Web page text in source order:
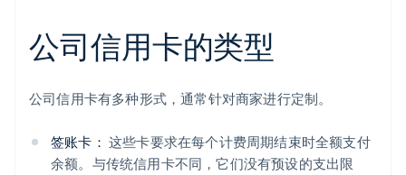
公司信用卡的类型
公司信用卡有多种形式，通常针对商家进行定制。
签账卡： 这些卡要求在每个计费周期结束时全额支付
余额。与传统信用卡不同，它们没有预设的支出限